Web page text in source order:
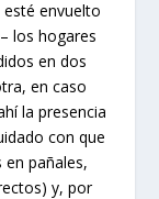
esté envuelto
los hogares
en dos
en caso
la presencia
con que
pañales,
y, por